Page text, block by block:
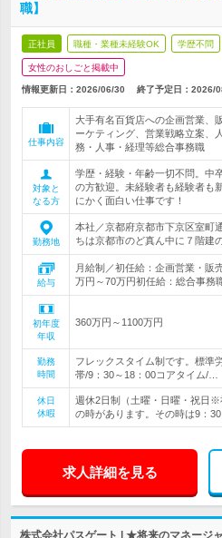
職】
正社員 職種・業種未経験OK 学歴不問
女性のおしごと掲載中
情報更新日：2026/06/30 終了予定日： 2026/
仕事内容
大手有名百貨店への企画営業、
ーケティング、営業戦略立案、
務・人事・経理等総合事務職
対象と
なる方
学歴・経験・年齢一切不問。中
の方歓迎。未経験者も経験者も
にかく面白い仕事です！
勤務地
本社／京都府京都市下京区室町
ちは京都市のど真ん中に７階建
給与
月給制／初任給：企画営業・販
万円～70万円初任給：総合事務
初年度
年収
360万円～1100万円
勤務
時間
フレックスタイム制です。標準
帯/9：30～18：00コアタイム/…
休日
休暇
週休2日制（土曜・日曜・祝日
の時があります。その時は9：
求人詳細を見る
株式会社パスゲート | ★将来のマネージ